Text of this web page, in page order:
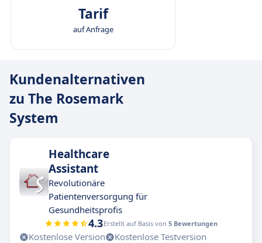
Tarif
auf Anfrage
Kundenalternativen
zu The Rosemark
System
Healthcare
Assistant
Revolutionäre
Patientenversorgung für
Gesundheitsprofis
4.3Erstellt auf Basis von 5 Bewertungen
Kostenlose Version
Kostenlose Testversion